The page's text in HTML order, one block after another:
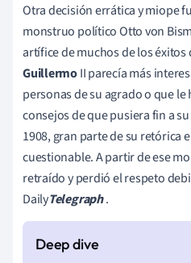
Otra decisión errática y miope
monstruo político Otto von
artífice de muchos de los
GuillermoII parecía más
personas de su agrado o que
consejos de que pusiera fin a
1908, gran parte de su retórica
cuestionable. A partir de ese
retraído y perdió el respeto
DailyTelegraph.